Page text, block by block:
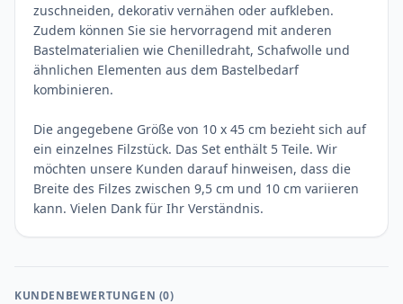
zuschneiden, dekorativ vernähen oder aufkleben.
Zudem können Sie sie hervorragend mit anderen
Bastelmaterialien wie Chenilledraht, Schafwolle und
ähnlichen Elementen aus dem Bastelbedarf
kombinieren.
Die angegebene Größe von 10 x 45 cm bezieht sich auf
ein einzelnes Filzstück. Das Set enthält 5 Teile. Wir
möchten unsere Kunden darauf hinweisen, dass die
Breite des Filzes zwischen 9,5 cm und 10 cm variieren
kann. Vielen Dank für Ihr Verständnis.
KUNDENBEWERTUNGEN (0)